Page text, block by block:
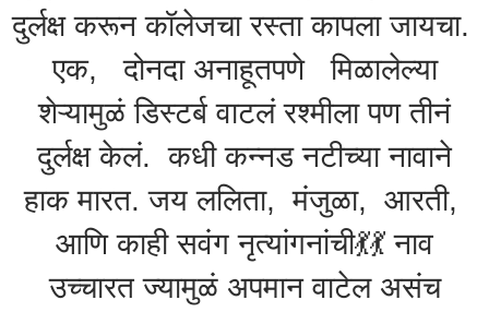
दुर्लक्ष करून कॉलेजचा रस्ता कापला जायचा.
एक, दोनदा अनाहूतपणे मिळालेल्या
शेऱ्यामुळं डिस्टर्ब वाटलं रश्मीला पण तीनं
दुर्लक्ष केलं. कधी कन्नड नटीच्या नावाने
हाक मारत. जय ललिता, मंजुळा, आरती,
आणि काही सवंग नृत्यांगनांची💃💃 नाव
उच्चारत ज्यामुळं अपमान वाटेल असंच